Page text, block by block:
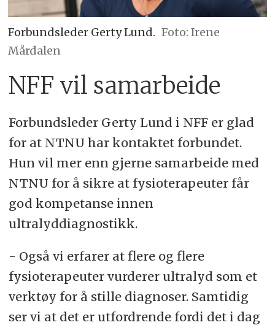
Forbundsleder Gerty Lund. Foto: Irene
Mårdalen
NFF vil samarbeide
Forbundsleder Gerty Lund i NFF er glad
for at NTNU har kontaktet forbundet.
Hun vil mer enn gjerne samarbeide med
NTNU for å sikre at fysioterapeuter får
god kompetanse innen
ultralyddiagnostikk.
- Også vi erfarer at flere og flere
fysioterapeuter vurderer ultralyd som et
verktøy for å stille diagnoser. Samtidig
ser vi at det er utfordrende fordi det i dag